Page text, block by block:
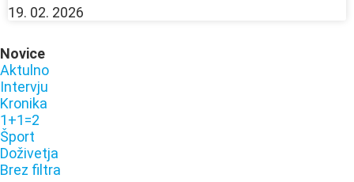
19. 02. 2026
Novice
Aktulno
Intervju
Kronika
1+1=2
Šport
Doživetja
Brez filtra